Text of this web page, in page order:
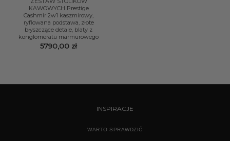
KAWOWYCH Prestige
Cashmir 2w1 kaszmirowy,
ryflowana podstawa, złote
błyszczące detale, blaty z
konglomeratu marmurowego
5790,00 zł
INSPIRACJE
WARTO SPRAWDZIĆ